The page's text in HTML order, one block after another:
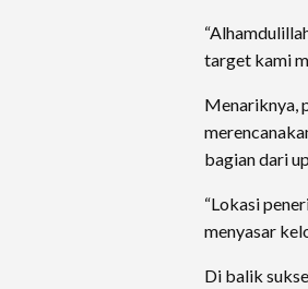
target kami
Menariknya,
bagian dari
“Lokasi
menyasar
Di balik